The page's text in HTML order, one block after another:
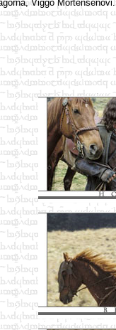
Viggo Mortensenovi.